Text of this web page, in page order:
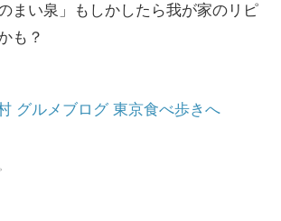
まい泉」もしかしたら我が家のリピ
も？